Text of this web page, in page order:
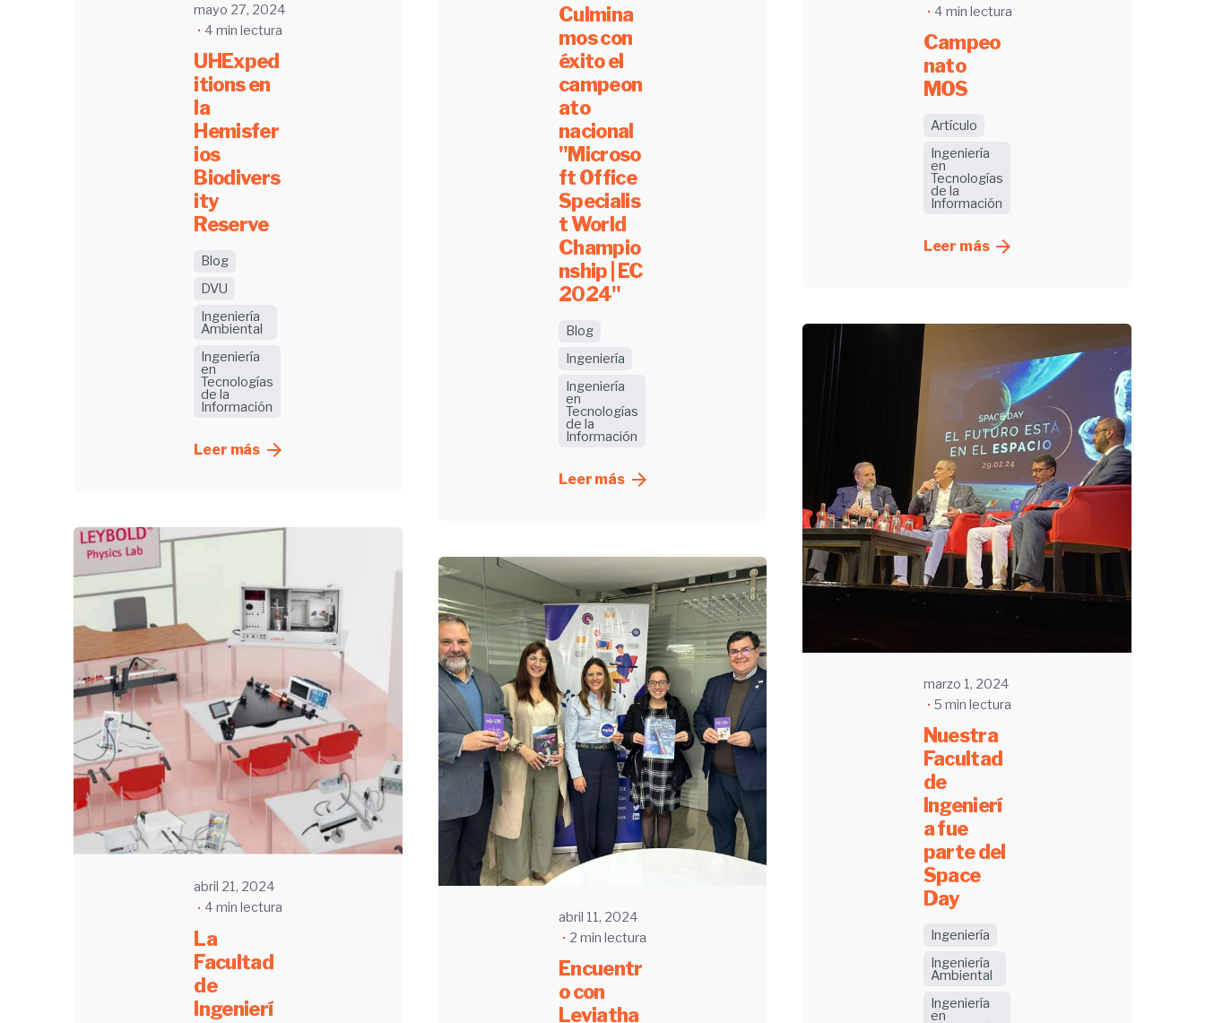
mayo 27, 2024
4 min lectura
UHExped
itions en
la
Hemisfer
ios
Biodivers
ity
Reserve
Blog
DVU
Ingeniería
Ambiental
Ingeniería
en
Tecnologías
de la
Información
Leer más
Culmina
mos con
éxito el
campeon
ato
nacional
"Microso
ft Office
Specialis
t World
Champio
nship | EC
2024"
Blog
Ingeniería
Ingeniería
en
Tecnologías
de la
Información
Leer más
4 min lectura
Campeo
nato
MOS
Artículo
Ingeniería
en
Tecnologías
de la
Información
Leer más
Enviado
por
UHE
abril 21, 2024
4 min lectura
La
Facultad
de
Ingenierí
Enviado
por
UHE
abril 11, 2024
2 min lectura
Encuentr
o con
Leviatha
Enviado
por
UHE
marzo 1, 2024
5 min lectura
Nuestra
Facultad
de
Ingenierí
a fue
parte del
Space
Day
Ingeniería
Ingeniería
Ambiental
Ingeniería
en